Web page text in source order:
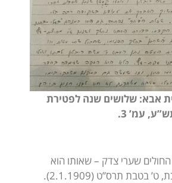
אבא: שלושים שנה לפטירת
עמ’ 3.
שערי צדק – שאותו הוא
בטבת תרס”ט (2.1.1909).